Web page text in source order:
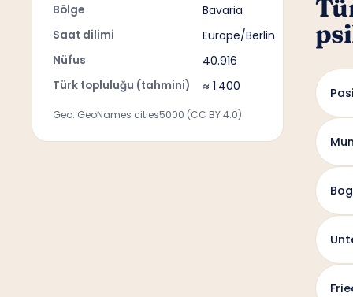
Bölge Bavaria
Saat dilimi Europe/Berlin
Nüfus 40.916
Türk topluluğu (tahmini) ≈ 1.400
Geo: GeoNames cities5000 (CC BY 4.0)